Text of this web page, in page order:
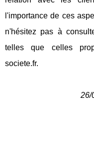
l'importance de ces
n'hésitez pas à
telles que celles
societe.fr.
26/